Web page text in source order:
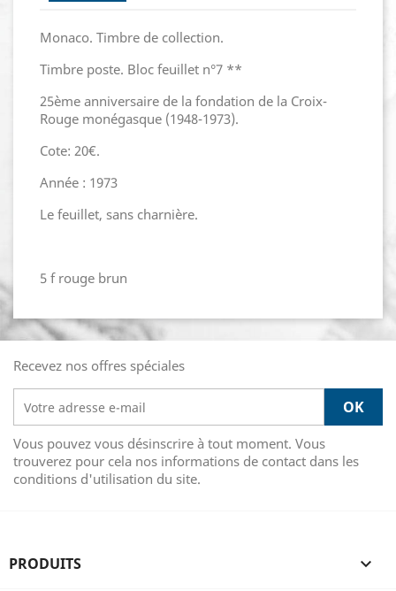
Monaco. Timbre de collection.
Timbre poste. Bloc feuillet n°7 **
25ème anniversaire de la fondation de la Croix-
Rouge monégasque (1948-1973).
Cote: 20€.
Année : 1973
Le feuillet, sans charnière.
5 f rouge brun
Recevez nos offres spéciales
Vous pouvez vous désinscrire à tout moment. Vous
trouverez pour cela nos informations de contact dans les
conditions d'utilisation du site.
PRODUITS 